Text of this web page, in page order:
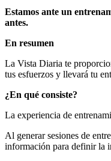
Estamos ante un
antes.
En resumen
La Vista Diaria te
tus esfuerzos y llevará tu
¿En qué consiste?
La experiencia de
Al generar sesiones de
información para definir la